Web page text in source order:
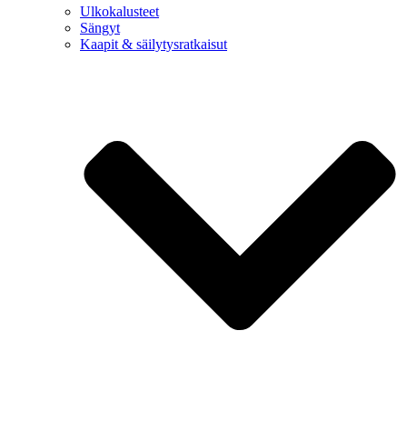
Ulkokalusteet
Sängyt
Kaapit & säilytysratkaisut